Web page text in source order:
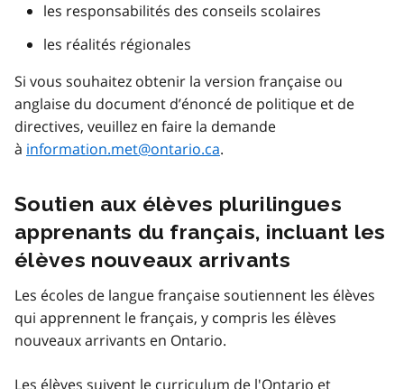
les responsabilités des conseils scolaires
les réalités régionales
Si vous souhaitez obtenir la version française ou
anglaise du document d’énoncé de politique et de
directives, veuillez en faire la demande
à information.met@ontario.ca.
Soutien aux élèves plurilingues
apprenants du français, incluant les
élèves nouveaux arrivants
Les écoles de langue française soutiennent les élèves
qui apprennent le français, y compris les élèves
nouveaux arrivants en Ontario.
Les élèves suivent le curriculum de l'Ontario et